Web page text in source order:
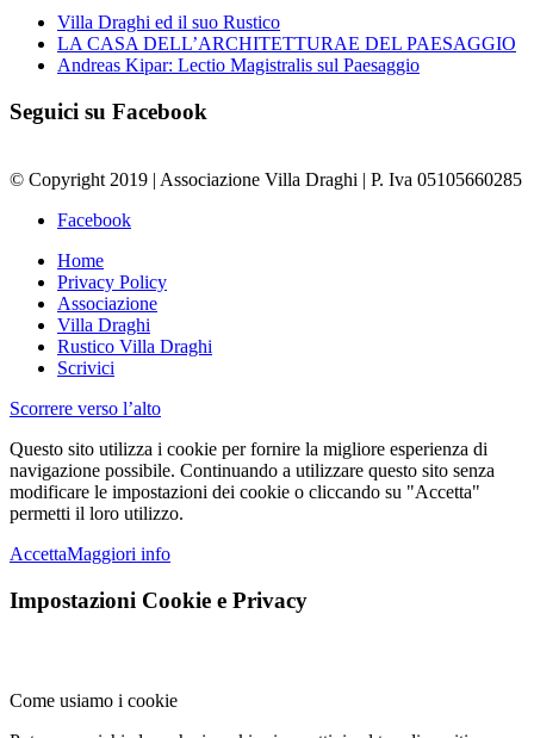
Villa Draghi ed il suo Rustico
LA CASA DELL’ARCHITETTURAE DEL PAESAGGIO
Andreas Kipar: Lectio Magistralis sul Paesaggio
Seguici su Facebook
© Copyright 2019 | Associazione Villa Draghi | P. Iva 05105660285
Facebook
Home
Privacy Policy
Associazione
Villa Draghi
Rustico Villa Draghi
Scrivici
Scorrere verso l’alto
Questo sito utilizza i cookie per fornire la migliore esperienza di
navigazione possibile. Continuando a utilizzare questo sito senza
modificare le impostazioni dei cookie o cliccando su "Accetta"
permetti il loro utilizzo.
AccettaMaggiori info
Impostazioni Cookie e Privacy
Come usiamo i cookie